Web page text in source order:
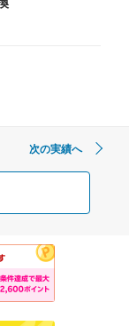
次の実績へ